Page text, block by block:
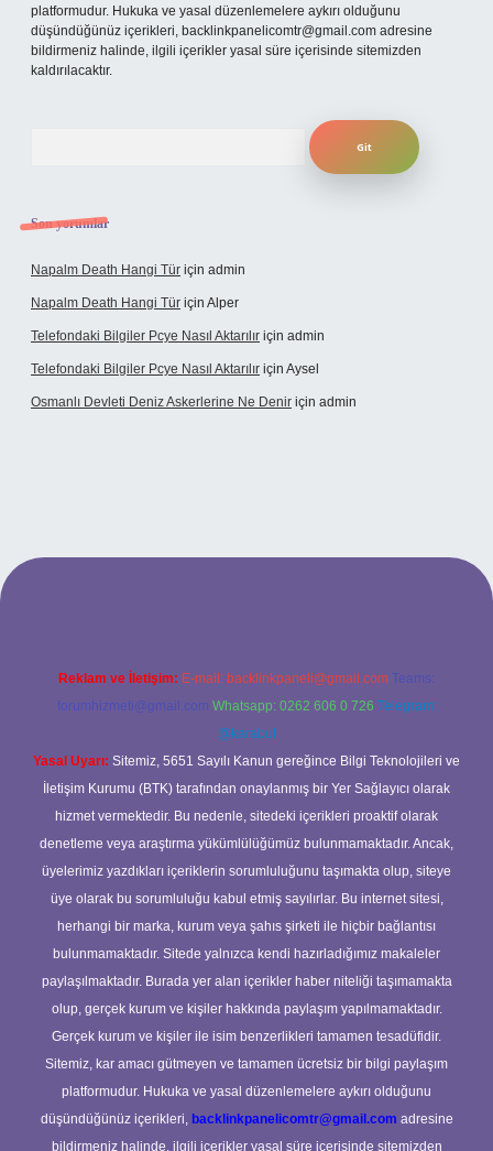
platformudur. Hukuka ve yasal düzenlemelere aykırı olduğunu
düşündüğünüz içerikleri, backlinkpanelicomtr@gmail.com adresine
bildirmeniz halinde, ilgili içerikler yasal süre içerisinde sitemizden
kaldırılacaktır.
Son yorumlar
Napalm Death Hangi Tür için admin
Napalm Death Hangi Tür için Alper
Telefondaki Bilgiler Pcye Nasıl Aktarılır için admin
Telefondaki Bilgiler Pcye Nasıl Aktarılır için Aysel
Osmanlı Devleti Deniz Askerlerine Ne Denir için admin
giriş
Reklam ve İletişim: E-mail: backlinkpaneli@gmail.com Teams:
forumhizmeti@gmail.com Whatsapp: 0262 606 0 726 Telegram:
@karabul
Yasal Uyarı: Sitemiz, 5651 Sayılı Kanun gereğince Bilgi Teknolojileri ve
İletişim Kurumu (BTK) tarafından onaylanmış bir Yer Sağlayıcı olarak
hizmet vermektedir. Bu nedenle, sitedeki içerikleri proaktif olarak
denetleme veya araştırma yükümlülüğümüz bulunmamaktadır. Ancak,
üyelerimiz yazdıkları içeriklerin sorumluluğunu taşımakta olup, siteye
üye olarak bu sorumluluğu kabul etmiş sayılırlar. Bu internet sitesi,
herhangi bir marka, kurum veya şahıs şirketi ile hiçbir bağlantısı
bulunmamaktadır. Sitede yalnızca kendi hazırladığımız makaleler
paylaşılmaktadır. Burada yer alan içerikler haber niteliği taşımamakta
olup, gerçek kurum ve kişiler hakkında paylaşım yapılmamaktadır.
Gerçek kurum ve kişiler ile isim benzerlikleri tamamen tesadüfidir.
Sitemiz, kar amacı gütmeyen ve tamamen ücretsiz bir bilgi paylaşım
platformudur. Hukuka ve yasal düzenlemelere aykırı olduğunu
düşündüğünüz içerikleri, backlinkpanelicomtr@gmail.com adresine
bildirmeniz halinde, ilgili içerikler yasal süre içerisinde sitemizden